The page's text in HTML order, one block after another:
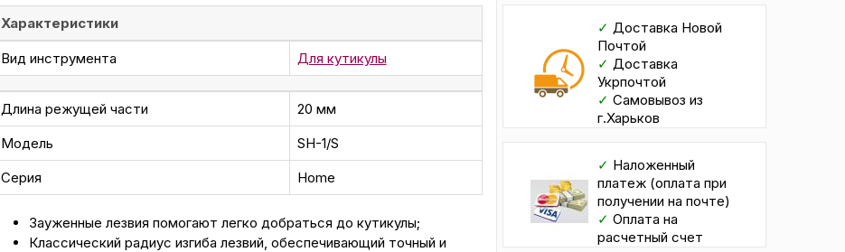
Характеристики
Вид инструмента Для кутикулы
Длина режущей части
20 мм
Модель
SH-1/S
Серия
Home
Зауженные лезвия помогают легко добраться до кутикулы;
Классический радиус изгиба лезвий, обеспечивающий точный и
✓ Доставка Новой
Почтой
✓ Доставка
Укрпочтой
✓ Самовывоз из
г.Харьков
✓ Наложенный
платеж (оплата при
получении на почте)
✓ Оплата на
расчетный счет